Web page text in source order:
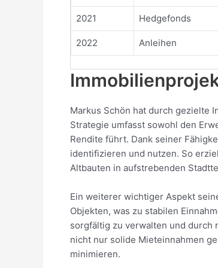
2021 Hedgefonds
2022 Anleihen
Markus Schön hat durch gezielte
Strategie umfasst sowohl den
Rendite führt. Dank seiner
identifizieren und nutzen. So
Altbauten in aufstrebenden
Ein weiterer wichtiger Aspekt
Objekten, was zu stabilen
sorgfältig zu verwalten und durch
nicht nur solide Mieteinnahmen
minimieren.